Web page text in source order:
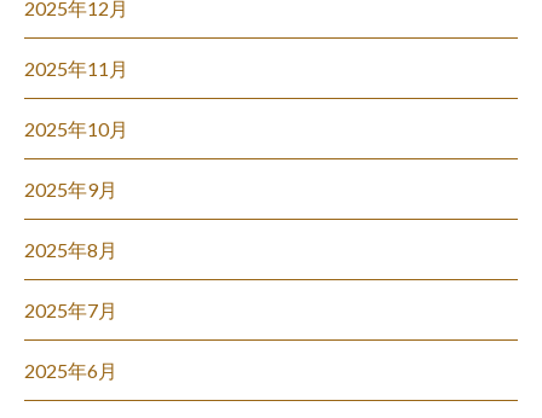
2025年12月
2025年11月
2025年10月
2025年9月
2025年8月
2025年7月
2025年6月